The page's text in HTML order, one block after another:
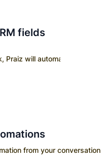
fields
Praiz will automatically
from your